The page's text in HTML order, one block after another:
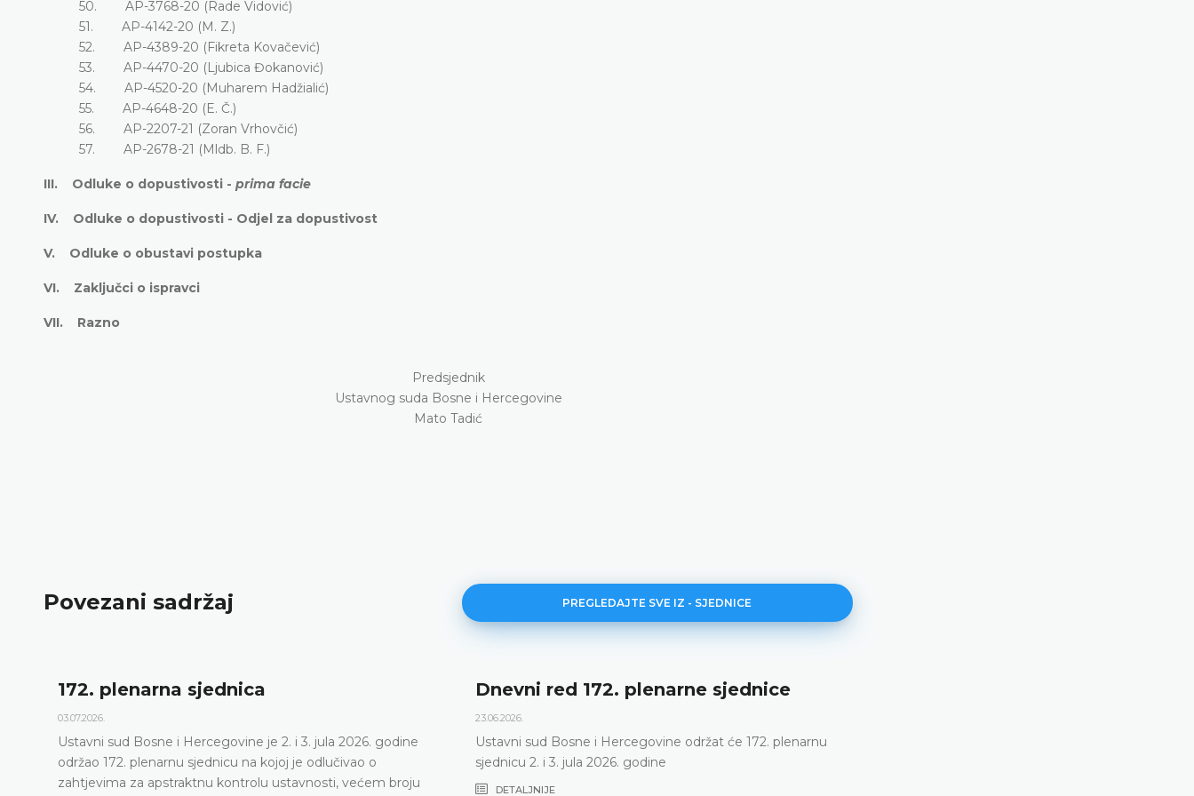
50. AP-3768-20 (Rade Vidović)
51. AP-4142-20 (M. Z.)
52. AP-4389-20 (Fikreta Kovačević)
53. AP-4470-20 (Ljubica Đokanović)
54. AP-4520-20 (Muharem Hadžialić)
55. AP-4648-20 (E. Č.)
56. AP-2207-21 (Zoran Vrhovčić)
57. AP-2678-21 (Mldb. B. F.)
III. Odluke o dopustivosti - prima facie
IV. Odluke o dopustivosti - Odjel za dopustivost
V. Odluke o obustavi postupka
VI. Zaključci o ispravci
VII. Razno
Predsjednik
Ustavnog suda Bosne i Hercegovine
Mato Tadić
Povezani sadržaj PREGLEDAJTE SVE IZ - SJEDNICE
plenarna sjednica
sud Bosne i Hercegovine je 2. i 3. jula 2026. godine
172. plenarnu sjednicu na kojoj je odlučivao o
za apstraktnu kontrolu ustavnosti, većem broju
Dnevni red 172. plenarne sjednice
Ustavni sud Bosne i Hercegovine održat će 172. plenarnu
sjednicu 2. i 3. jula 2026. godine
DETALJNIJE